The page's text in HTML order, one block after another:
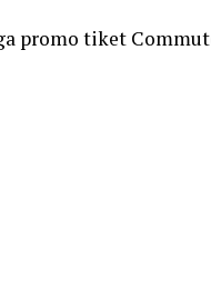
promo tiket